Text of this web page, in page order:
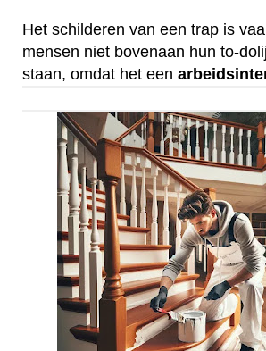
Het schilderen van een trap is
mensen niet bovenaan hun to-
staan, omdat het een